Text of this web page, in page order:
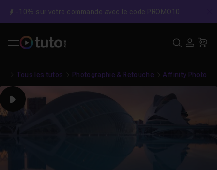
-10% sur votre commande avec le code PROMO10
Tous les tutos Photographie & Retouche Affinity Photo
Play